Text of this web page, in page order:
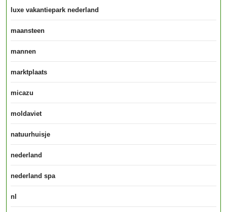
luxe vakantiepark nederland
maansteen
mannen
marktplaats
micazu
moldaviet
natuurhuisje
nederland
nederland spa
nl